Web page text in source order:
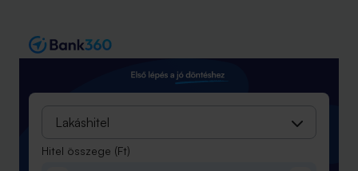
Lakáshitel
Hitel összege (Ft)